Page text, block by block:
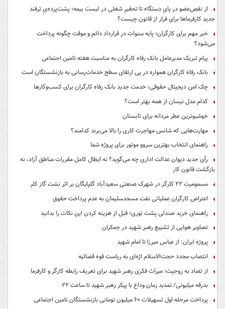
از نقص‌عضو در پایِ دستگاه تا تحقیرِ شغلی در لیستِ بیمه؛ پشت‌پرده‌یِ ترفندِ
جدیدِ کارفرماها برای فرار از قانون چیست؟
خبر مهم برای کارگران؛ پایه سنوات در قرارداد دائم و موقت چگونه پرداخت
می‌شود؟
پیام تبریک مدیرعامل بانک رفاه کارگران به مناسبت هفته تامین اجتماعی
بانک رفاه کارگران همواره در پی ارتقای سطح خدمات‌رسانی به بازنشستگان است
چک امن دیجیتال حقوقی؛ خدمت جدید بانک رفاه کارگران برای کسب‌وکارها
کدام مدل نیسان از همه بهتر است؟
خوشبوترین عطر مردانه برای تابستان
مهارت‌هایی که شانس مهاجرت کاری را بالا می‌برند کدامند؟
راهنمای انتخاب بهترین سروو موتور برای پروژه شما
رأی جدید دیوان عدالت اداری چه می‌گوید؟ نه ابطال کامل مقررات مناطق آزاد، نه
بازگشت قانون کار
مسمومیت ۲۲ کارگر در شهرک صنعتی سعیدآباد گلپایگان بر اثر نشت گاز کلر
اعتراض کارگران عملیاتی نفت مسجدسلیمان به عدم پرداخت حقوق
راهنمای خرید صندلی پشت توری؛ قبل از هزینه کردن این نکات را بدانید
تصاویر هوایی از تشییع رهبر شهید در جمکران
پروژه ایران: از عباس میرزا تا امام شهید
انتصاب مجدد حجت‌الاسلام اژه‌ای به ریاست قوه‌ قضائیه
از تضاد به زوجیت؛ میراث فکری رهبر شهید برای تعریف رابطه کارگر و کارفرما
بدرقه میلیونی/ تمدید زمان وداع با پیکر رهبر شهید تا ساعت ۲۲
پرداخت مرحله اول تسهیلات ۶۰ میلیون تومانی بازنشستگان تامین اجتماعی